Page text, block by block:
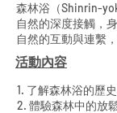
森林浴（Shinrin-
自然的深度接觸，
自然的互動與連繫
活動內容
1. 了解森林浴的歷
2. 體驗森林中的放